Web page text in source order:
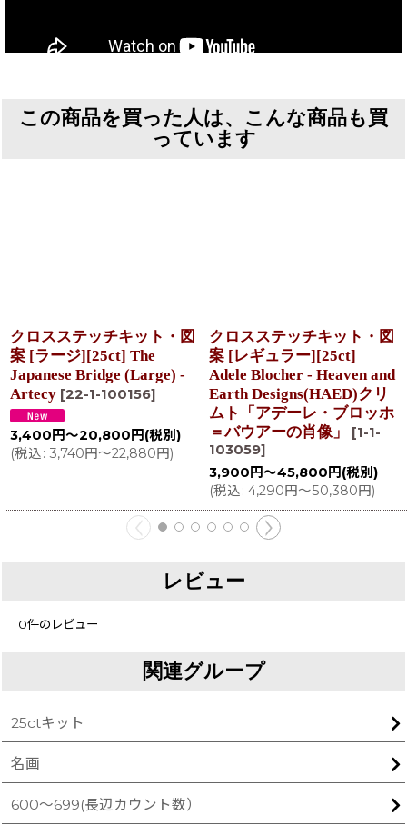
この商品を買った人は、こんな商品も買
っています
クロスステッチキット・図
案 [ラージ][25ct] The
Japanese Bridge (Large) -
Artecy [22-1-100156]
3,400 円～20,800 円 (税別)
(税込: 3,740円～22,880円)
クロスステッチキット・図
案 [レギュラー][25ct]
Adele Blocher - Heaven and
Earth Designs(HAED)クリ
ムト「アデーレ・ブロッホ
＝バウアーの肖像」
[1-1-
103059]
3,900 円～45,800 円 (税別)
(税込: 4,290円～50,380円)
レビュー
0件のレビュー
関連グループ
25ctキット
名画
600〜699(長辺カウント数）